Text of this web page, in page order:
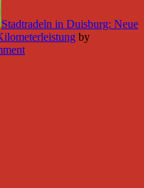
Stadtradeln in Duisburg: Neue
by